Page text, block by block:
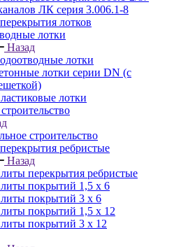
ЛК серия 3.006.1-8
лотков
лотки
Назад
лотки
лотки серии DN (с
лотки
строительство
ребристые
Назад
перекрытия ребристые
покрытий 1,5 x 6
покрытий 3 x 6
покрытий 1,5 x 12
покрытий 3 x 12